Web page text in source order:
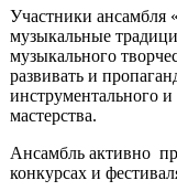
Участники ансамбля
музыкальные
музыкального
развивать и
инструментального
мастерства.
Ансамбль активно
конкурсах и